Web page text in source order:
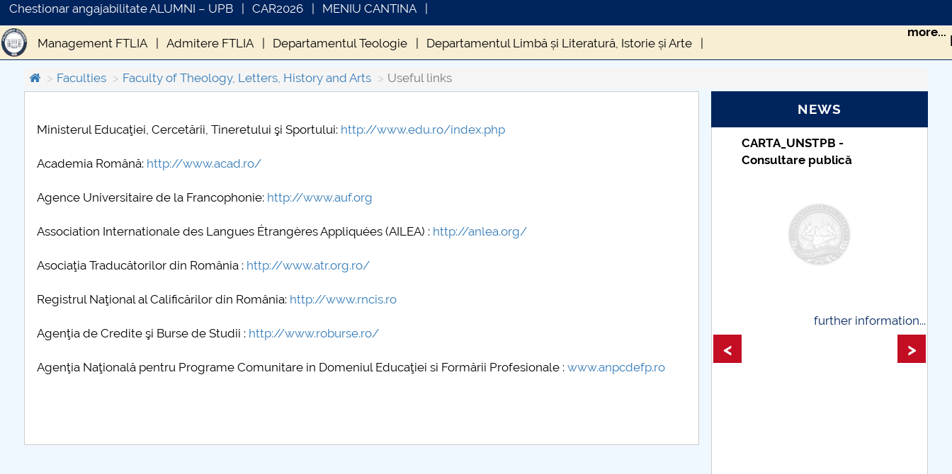
Chestionar angajabilitate ALUMNI – UPB CAR2026 MENIU CANTINA
Management FTLIA Admitere FTLIA Departamentul Teologie Departamentul Limbă și Literatură, Istorie și Arte
Department of Applied Foreign Languages Doctoral School Cercetare-Conferințe-Publicații
more...
Faculties Faculty of Theology, Letters, History and Arts Useful links
Ministerul Educaţiei, Cercetării, Tineretului şi Sportului: http://www.edu.ro/index.php
Academia Română: http://www.acad.ro/
Agence Universitaire de la Francophonie: http://www.auf.org
Association Internationale des Langues Étrangères Appliquées (AILEA) : http://anlea.org/
Asociaţia Traducătorilor din România : http://www.atr.org.ro/
Registrul Naţional al Calificărilor din România: http://www.rncis.ro
Agenţia de Credite şi Burse de Studii : http://www.roburse.ro/
Agenţia Naţională pentru Programe Comunitare in Domeniul Educaţiei si Formării Profesionale : www.anpcdefp.ro
NEWS
PRIMSTUD 26.03.2026
Taxe de școlarizare
indexate – Centrul
further
< >